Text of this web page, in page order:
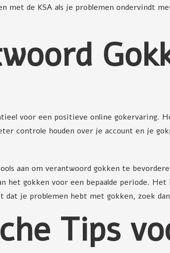
met de KSA als je problemen ondervindt
voor een positieve online gokervaring.
controle houden over je account en je
aan om verantwoord gokken te
het gokken voor een bepaalde periode.
dat je problemen hebt met gokken, zoek
Tips